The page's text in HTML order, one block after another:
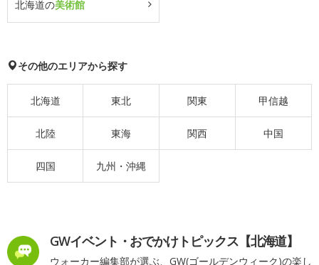
北海道の美術館
その他のエリアから探す
北海道 東北 関東 甲信越
北陸 東海 関西 中国
四国 九州・沖縄
GWイベント・おでかけトピックス【北海道】
ウォーカー編集部が選ぶ、GW(ゴールデンウィーク)の楽し